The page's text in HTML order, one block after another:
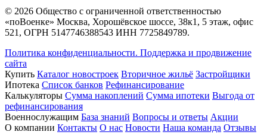
© 2026 Общество с ограниченной ответственностью
«поВоенке» Москва, Хорошёвское шоссе, 38к1, 5 этаж, офис
521, ОГРН 5147746388543 ИНН 7725849789.
Политика конфиденциальности. Поддержка и продвижение
сайта
Купить Каталог новостроек Вторичное жильё Застройщики
Ипотека Список банков Рефинансирование
Калькуляторы Сумма накоплений Сумма ипотеки Выгода от
рефинансирования
Военнослужащим База знаний Вопросы и ответы Акции
О компании Контакты О нас Новости Наша команда Отзывы